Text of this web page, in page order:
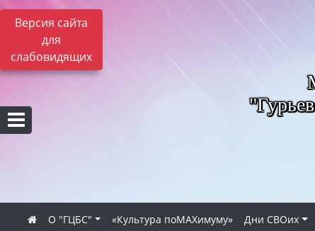
Версия сайта
для
слабовидящих
О "ГЦБС" «Культура поMAXимуму» Дни СВОих